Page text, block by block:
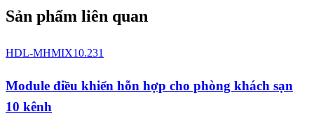
Sản phẩm liên quan
HDL-MHMIX10.231
Module điều khiển hỗn hợp cho phòng khách sạn
10 kênh